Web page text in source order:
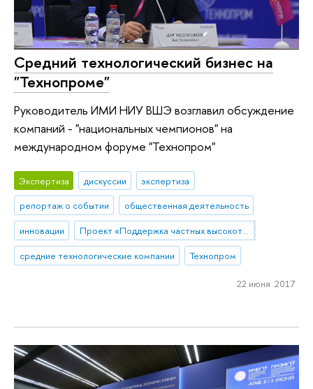
Средний технологический бизнес на
"Технопроме"
Руководитель ИМИ НИУ ВШЭ возглавил обсуждение
компаний - "национальных чемпионов" на
международном форуме "Технопром"
Экспертиза дискуссии
экспертиза
репортаж о событии
общественная деятельность
инновации
Проект «Поддержка частных высокотехнологических компаний-лидеров»
средние технологические компании
Технопром
22 июня 2017